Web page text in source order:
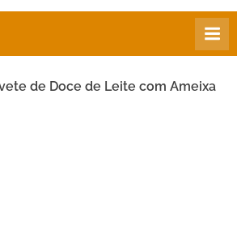
de Doce de Leite com Ameixa